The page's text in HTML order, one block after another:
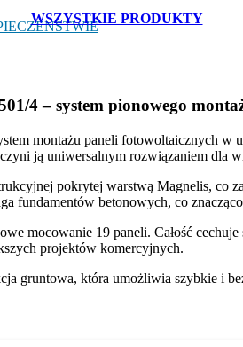
WSZYSTKIE PRODUKTY
4 – system pionowego
montażu paneli fotowoltaicznych w
ją uniwersalnym rozwiązaniem dla
pokrytej warstwą Magnelis, co
fundamentów betonowych, co
mocowanie 19 paneli. Całość
projektów komercyjnych.
gruntowa, która umożliwia szybkie i